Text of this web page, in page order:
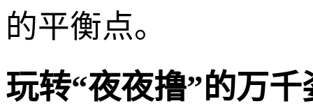
的平衡点。
玩转“夜夜撸”的万